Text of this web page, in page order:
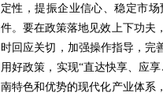
定性，提振企业信心、稳定市
件。要在政策落地见效上下功夫
时回应关切，加强操作指导，完
用好政策，实现“直达快享、应
南特色和优势的现代化产业体系